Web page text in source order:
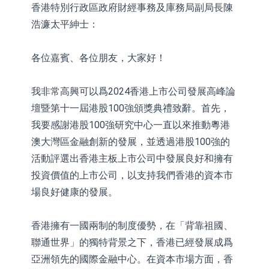
(02286.HK)漲+64.91%
100%
【異動股】焦炭Ⅲ板塊下挫，陝西黑
貓(601015.CN)跌8.38%
浙江證監局對財通證券股份有限公司
採取出具警示函措施
山金國際：港股上市工作正常推進中
香港特別行政區政府財經事務及庫務局副局長陳
浩濂太平紳士：
各位嘉賓、各位朋友，大家好！
我非常高興可以爲2024香港上市公司發展高峰論
壇暨第十一屆港股100強頒獎典禮致辭。首先，
我要感謝港股100強研究中心一直以來推動粵港
澳大灣區金融創新的發展，並透過港股100強的
活動評選出香港主板上市公司中發展良好和擁有
投資價值的上市公司，以支持我們香港的資本市
場良好健康的發展。
香港擁有一國兩制的制度優勢，在「背靠祖國、
聯通世界」的獨特背景之下，香港已經發展成爲
亞洲領先的國際金融中心。在資本市場方面，香